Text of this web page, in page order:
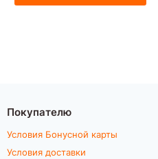
Покупателю
Условия Бонусной карты
Условия доставки